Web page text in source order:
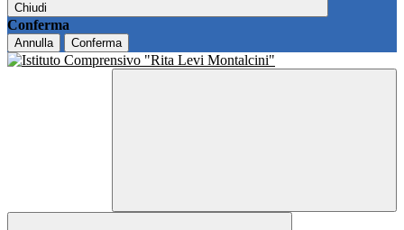
Chiudi
Conferma
Annulla Conferma